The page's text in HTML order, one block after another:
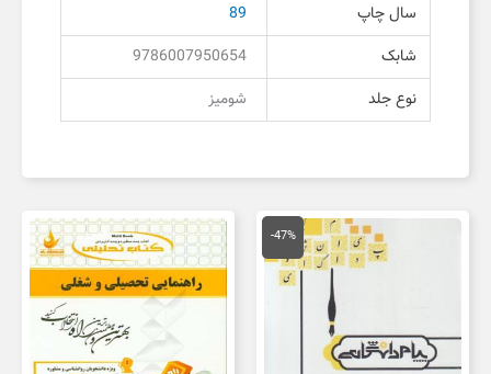
سال چاپ
89
شابک
9786007950654
نوع جلد
شومیز
-47%
قیمت
اصلی
150,000 تومان
بود.
قیمت
فعلی
80,000 تومان
است.